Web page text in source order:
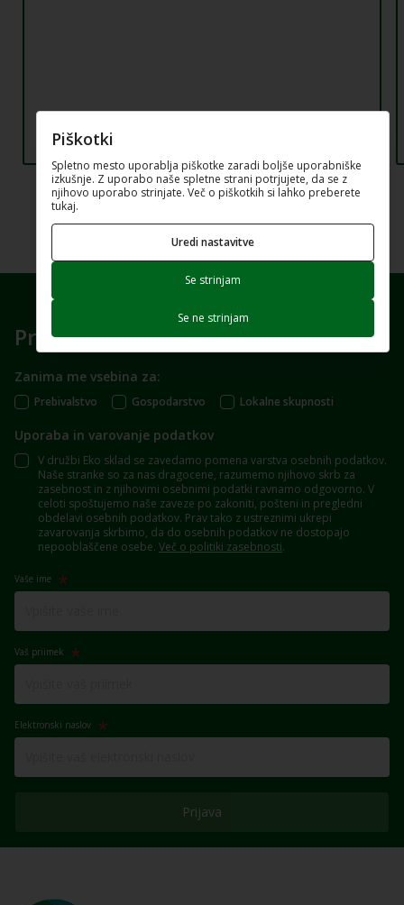
Prijavite se na e-novice
Zanima me vsebina za:
Prebivalstvo Gospodarstvo Lokalne skupnosti
Uporaba in varovanje podatkov
V družbi Eko sklad se zavedamo pomena varstva osebnih podatkov.
Naše stranke so za nas dragocene, razumemo njihovo skrb za
zasebnost in z njihovimi osebnimi podatki ravnamo odgovorno. V
celoti spoštujemo naše zaveze po zakoniti, pošteni in pregledni
obdelavi osebnih podatkov. Prav tako z ustreznimi ukrepi
zavarovanja skrbimo, da do osebnih podatkov ne dostopajo
nepooblaščene osebe. Več o politiki zasebnosti.
Vaše ime
Vaš priimek
Elektronski naslov
Prijava
Piškotki
Spletno mesto uporablja piškotke zaradi boljše uporabniške
izkušnje. Z uporabo naše spletne strani potrjujete, da se z
njihovo uporabo strinjate. Več o piškotkih si lahko preberete
tukaj.
Uredi nastavitve
Se strinjam
Se ne strinjam